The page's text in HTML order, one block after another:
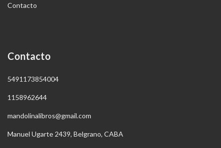
Contacto
Contacto
5491173854004
1158962644
mandolinalibros@gmail.com
Manuel Ugarte 2439, Belgrano, CABA